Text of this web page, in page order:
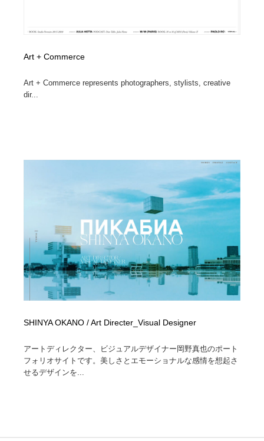
Art + Commerce
Art + Commerce represents photographers, stylists, creative
dir...
SHINYA OKANO / Art Directer_Visual Designer
アートディレクター、ビジュアルデザイナー岡野真也のポート
フォリオサイトです。美しさとエモーショナルな感情を想起さ
せるデザインを...